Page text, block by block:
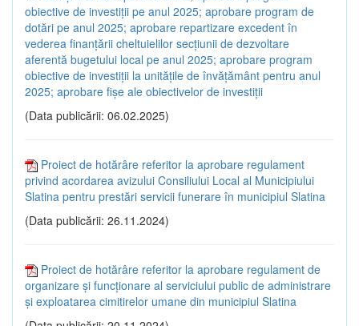
obiective de investiții pe anul 2025; aprobare program de
dotări pe anul 2025; aprobare repartizare excedent în
vederea finanțării cheltuielilor secțiunii de dezvoltare
aferentă bugetului local pe anul 2025; aprobare program
obiective de investiții la unitățile de învățământ pentru anul
2025; aprobare fișe ale obiectivelor de investiții
(Data publicării: 06.02.2025)
Proiect de hotărâre referitor la aprobare regulament
privind acordarea avizului Consiliului Local al Municipiului
Slatina pentru prestări servicii funerare în municipiul Slatina
(Data publicării: 26.11.2024)
Proiect de hotărâre referitor la aprobare regulament de
organizare și funcționare al serviciului public de administrare
și exploatarea cimitirelor umane din municipiul Slatina